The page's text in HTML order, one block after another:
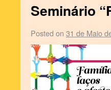
Seminário
Posted on 31 de Maio